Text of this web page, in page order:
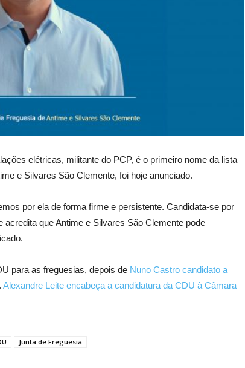
elétricas, militante do PCP, é o primeiro nome da lista
e Silvares São Clemente, foi hoje anunciado.
por ela de forma firme e persistente. Candidata-se por
que Antime e Silvares São Clemente pode
para as freguesias, depois de Nuno Castro candidato a
. Alexandre Leite encabeça a candidatura da CDU à Câmara
Junta de Freguesia